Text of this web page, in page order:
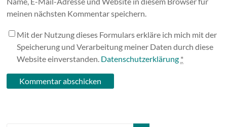
meinen nächsten Kommentar speichern.
Mit der Nutzung dieses Formulars erkläre ich mich mit der
Speicherung und Verarbeitung meiner Daten durch diese
Website einverstanden. Datenschutzerklärung *